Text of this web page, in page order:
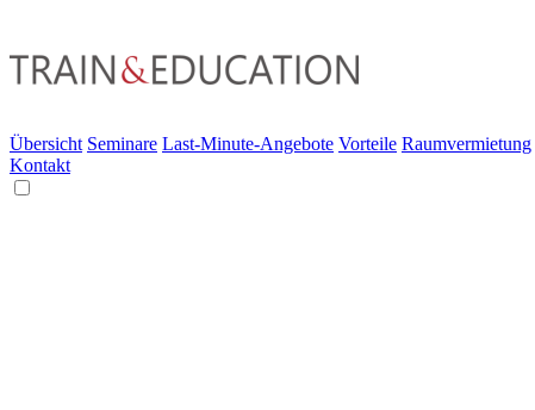
Übersicht Seminare Last-Minute-Angebote Vorteile Raumvermietung
Kontakt